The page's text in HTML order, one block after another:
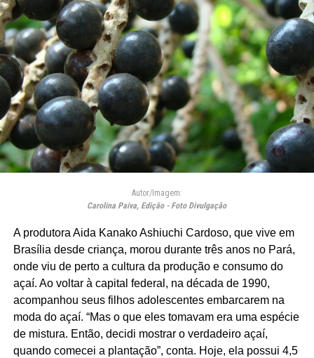
Autor/Imagem:
Carolina Paiva, Edição - Foto Divulgação
A produtora Aida Kanako Ashiuchi Cardoso, que vive em
Brasília desde criança, morou durante três anos no Pará,
onde viu de perto a cultura da produção e consumo do
açaí. Ao voltar à capital federal, na década de 1990,
acompanhou seus filhos adolescentes embarcarem na
moda do açaí. “Mas o que eles tomavam era uma espécie
de mistura. Então, decidi mostrar o verdadeiro açaí,
quando comecei a plantação”, conta. Hoje, ela possui 4,5